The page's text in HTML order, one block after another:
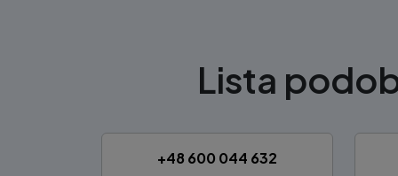
Lista
+48 600 044 632